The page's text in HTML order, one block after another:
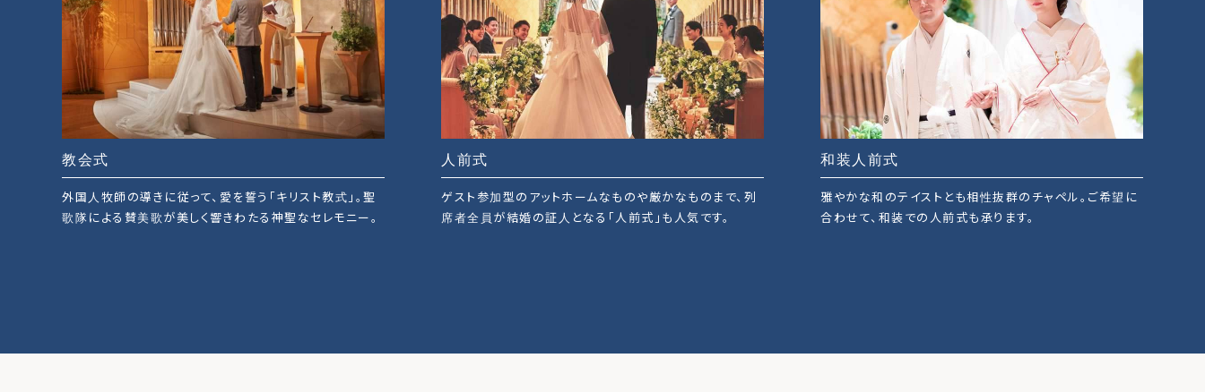
教会式
外国人牧師の導きに従って、愛を誓う「キリスト教式」。聖
歌隊による賛美歌が美しく響きわたる神聖なセレモニー。
人前式
ゲスト参加型のアットホームなものや厳かなものまで、列
席者全員が結婚の証人となる「人前式」も人気です。
和装人前式
雅やかな和のテイストとも相性抜群のチャペル。ご希望に
合わせて、和装での人前式も承ります。